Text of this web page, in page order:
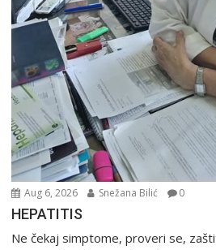
Aug 6, 2026 Snežana Bilić 0
HEPATITIS
Ne čekaj simptome, proveri se,